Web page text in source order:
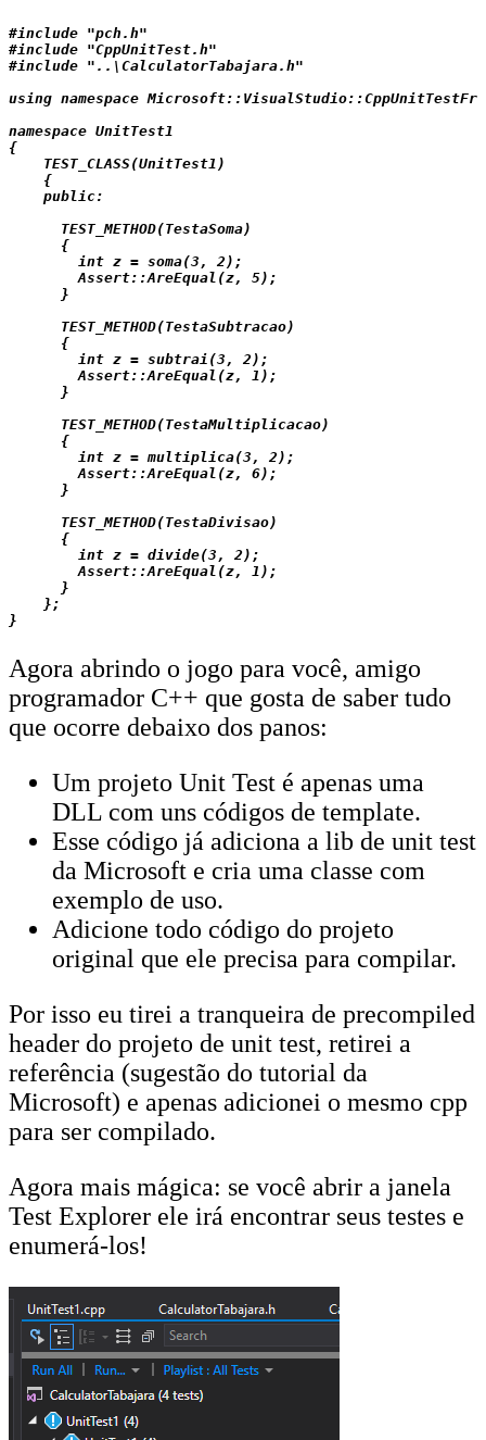
#include "pch.h"
#include "CppUnitTest.h"
#include "..\CalculatorTabajara.h"
using namespace
namespace UnitTest1
{
    TEST_CLASS(UnitTest1)
    {
    public:
      TEST_METHOD(TestaSoma)
      {
        int z = soma(3, 2);
        Assert::AreEqual(z, 5);
      }
      TEST_METHOD(TestaSubtracao)
      {
        int z = subtrai(3, 2);
        Assert::AreEqual(z, 1);
      }
      TEST_METHOD(TestaMultiplicacao)
      {
        int z = multiplica(3, 2);
        Assert::AreEqual(z, 6);
      }
      TEST_METHOD(TestaDivisao)
      {
        int z = divide(3, 2);
        Assert::AreEqual(z, 1);
      }
    };
Agora abrindo o jogo para você, amigo
programador C++ que gosta de saber tudo
que ocorre debaixo dos panos:
Um projeto Unit Test é apenas uma
DLL com uns códigos de template.
Esse código já adiciona a lib de unit test
da Microsoft e cria uma classe com
exemplo de uso.
Adicione todo código do projeto
original que ele precisa para compilar.
Por isso eu tirei a tranqueira de precompiled
header do projeto de unit test, retirei a
referência (sugestão do tutorial da
Microsoft) e apenas adicionei o mesmo cpp
para ser compilado.
Agora mais mágica: se você abrir a janela
Test Explorer ele irá encontrar seus testes e
enumerá-los!